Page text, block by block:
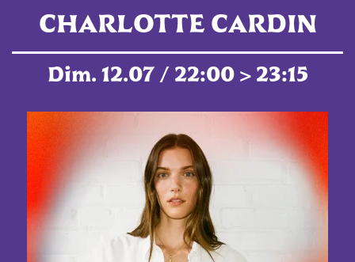
CHARLOTTE CARDIN
Dim. 12.07 / 22:00 > 23:15